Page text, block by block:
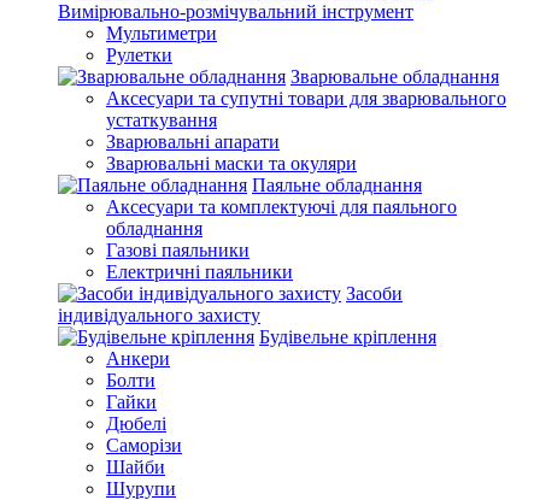
Вимірювально-розмічувальний інструмент
Мультиметри
Рулетки
Зварювальне обладнання
Аксесуари та супутні товари для зварювального
устаткування
Зварювальні апарати
Зварювальні маски та окуляри
Паяльне обладнання
Аксесуари та комплектуючі для паяльного
обладнання
Газові паяльники
Електричні паяльники
Засоби
індивідуального захисту
Будівельне кріплення
Анкери
Болти
Гайки
Дюбелі
Саморізи
Шайби
Шурупи